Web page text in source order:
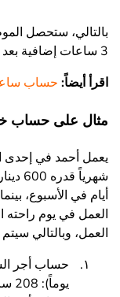
3 ساعات إضافية بعد الدوام الرسمي.
اقرأ أيضاً: حساب
مثال على حساب
يعمل أحمد في إحدى
أيام في الأسبوع،
العمل، وبالتالي
يوماً): 208 ساعات = 600 ÷ 208 = 2.88 دينار